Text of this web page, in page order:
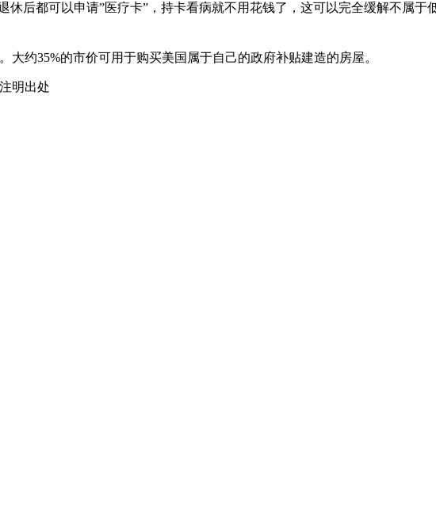
休后都可以申请”医疗卡”，持卡看病就不用花钱了，这可以完全缓解不属
大约35%的市价可用于购买美国属于自己的政府补贴建造的房屋。
明出处